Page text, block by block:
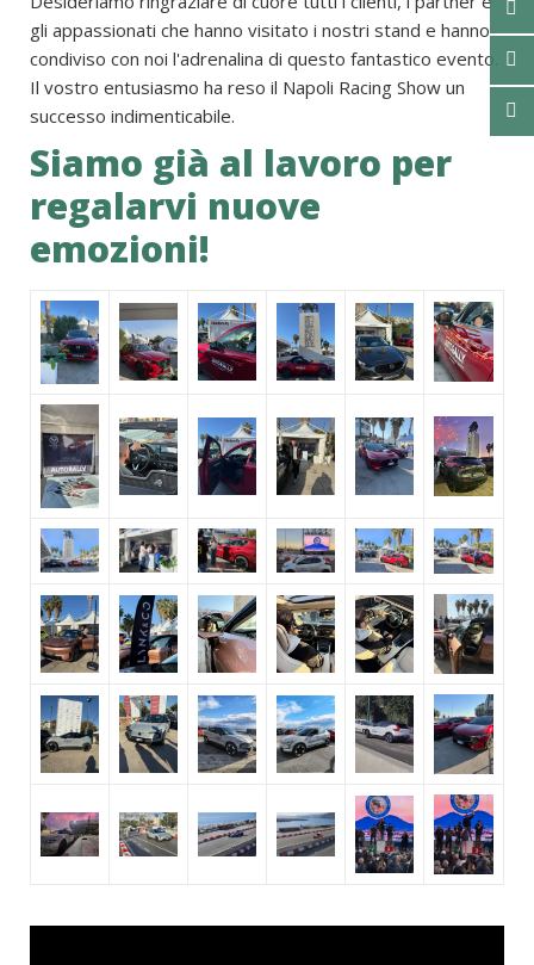
gli appassionati che hanno visitato i nostri stand e hanno
condiviso con noi l'adrenalina di questo fantastico evento.
Il vostro entusiasmo ha reso il Napoli Racing Show un
successo indimenticabile.
Siamo già al lavoro per
regalarvi nuove
emozioni!